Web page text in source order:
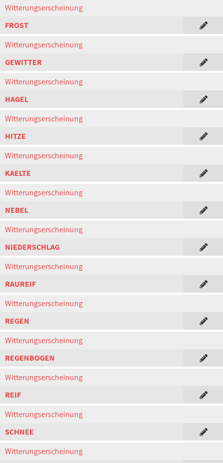
Witterungserscheinung
FROST
Witterungserscheinung
GEWITTER
Witterungserscheinung
HAGEL
Witterungserscheinung
HITZE
Witterungserscheinung
KAELTE
Witterungserscheinung
NEBEL
Witterungserscheinung
NIEDERSCHLAG
Witterungserscheinung
RAUREIF
Witterungserscheinung
REGEN
Witterungserscheinung
REGENBOGEN
Witterungserscheinung
REIF
Witterungserscheinung
SCHNEE
Witterungserscheinung